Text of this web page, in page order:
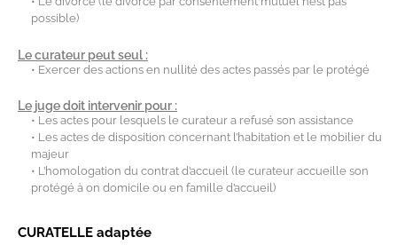
possible)
Le curateur peut seul :
• Exercer des actions en nullité des actes passés par le protégé
Le juge doit intervenir pour :
• Les actes pour lesquels le curateur a refusé son assistance
• Les actes de disposition concernant l’habitation et le mobilier du
majeur
• L’homologation du contrat d’accueil (le curateur accueille son
protégé à on domicile ou en famille d’accueil)
CURATELLE adaptée